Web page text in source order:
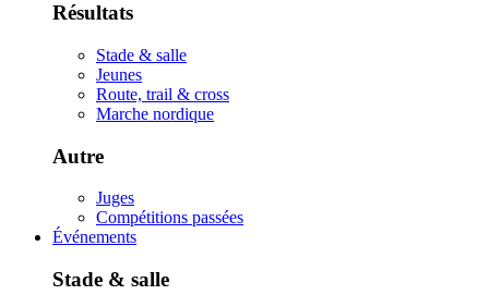
Résultats
Stade & salle
Jeunes
Route, trail & cross
Marche nordique
Autre
Juges
Compétitions passées
Événements
Stade & salle